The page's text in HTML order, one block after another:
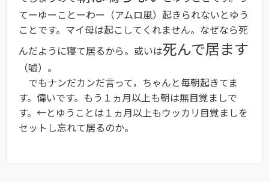
てーゆーことーわー（アムロ風）起きられないとゆう
ことです。マイ母は起こしてくれません。なぜなら死
んだように寝て居るから。或いは死んで居ます
（嘘）。
でもナンだカンだ言って，ちゃんと毎朝起きてま
す。偉いです。もう１ヵ月以上も朝は無目覚ましで
す。←とゆうことは１ヵ月以上もウッカリ目覚ましを
セットし忘れて居るのか。